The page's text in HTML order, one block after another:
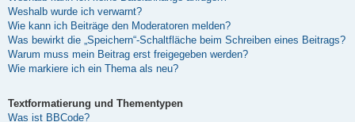
Weshalb wurde ich verwarnt?
Wie kann ich Beiträge den Moderatoren melden?
Was bewirkt die „Speichern“-Schaltfläche beim Schreiben eines Beitrags?
Warum muss mein Beitrag erst freigegeben werden?
Wie markiere ich ein Thema als neu?
Textformatierung und Thementypen
Was ist BBCode?